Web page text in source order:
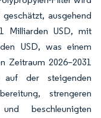
ausgehend
Milliarden USD, mit
USD, was einem
Zeitraum 2026–2031
auf der steigenden
strengeren
beschleunigten